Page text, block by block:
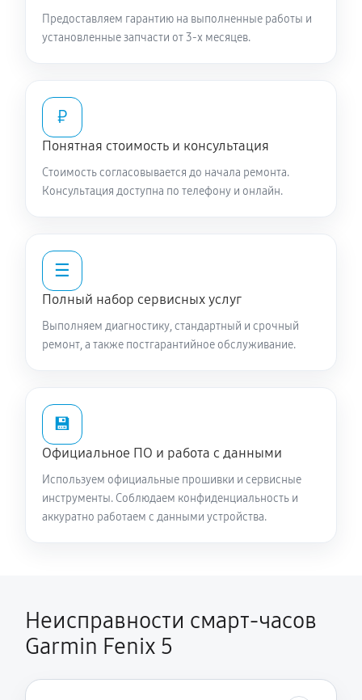
Предоставляем гарантию на выполненные работы и
установленные запчасти от 3-х месяцев.
₽
Понятная стоимость и консультация
Стоимость согласовывается до начала ремонта.
Консультация доступна по телефону и онлайн.
☰
Полный набор сервисных услуг
Выполняем диагностику, стандартный и срочный
ремонт, а также постгарантийное обслуживание.
💾
Официальное ПО и работа с данными
Используем официальные прошивки и сервисные
инструменты. Соблюдаем конфиденциальность и
аккуратно работаем с данными устройства.
Неисправности смарт-часов
Garmin Fenix 5